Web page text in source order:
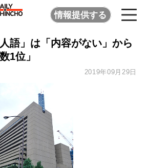
情報提供する
語」は「内容がない」から
1位」
2019年09月29日